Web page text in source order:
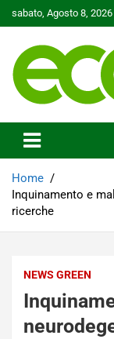
to
sabato, Agosto 8, 2026
Ecoo.it
Home
Inquinamento e
ricerche
NEWS GREEN